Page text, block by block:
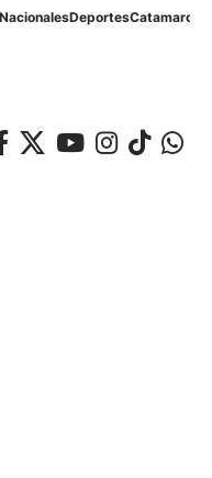
NacionalesDeportesCatamarca